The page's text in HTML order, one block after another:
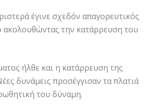
έγινε σχεδόν απαγορευτικός
ακολουθώντας την κατάρρευση του
ήλθε και η κατάρρευση της
δυνάμεις προσέγγισαν τα πλατιά
του δύναμη.